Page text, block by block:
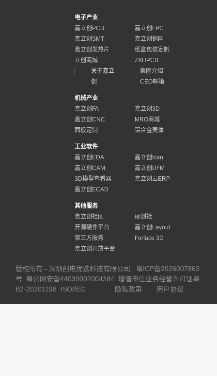
电子产业
嘉立创PCB
嘉立创FPC
嘉立创SMT
嘉立创钢网
嘉立创发热片
纸盒包装定制
立创商城
ZXHPCB
关于嘉立
创
集团介绍
CEO邮箱
机械产业
嘉立创FA
嘉立创3D
嘉立创CNC
MRO商城
面板定制
铝合金壳体
工业软件
嘉立创EDA
嘉立创Ican
嘉立创CAM
嘉立创DFM
3D模型查看器
嘉立创云ERP
嘉立创ECAD
其他服务
嘉立创社区
硬创社
开源硬件平台
嘉立创Layout
第三方服务
Forface 3D
嘉立创开放平台
版权所有 - 深圳创电优选科技有限公司
粤ICP备2026007863
号
粤公网安备44030002004384 增值电信业务经营许可证粤
B2-20201198
ISO/IEC 隐私政策 用户协议